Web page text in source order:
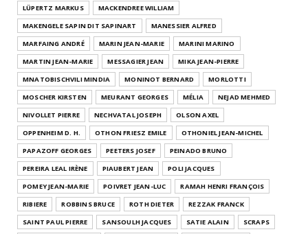
LÜPERTZ MARKUS
MACKENDREE WILLIAM
MAKENGELE SAPIN DIT SAPINART
MANESSIER ALFRED
MARFAING ANDRÉ
MARIN JEAN-MARIE
MARINI MARINO
MARTIN JEAN-MARIE
MESSAGIER JEAN
MIKA JEAN-PIERRE
MNATOBISCHVILI MINDIA
MONINOT BERNARD
MORLOTTI
MOSCHER KIRSTEN
MEURANT GEORGES MÉLIA
NEJAD MEHMED
NIVOLLET PIERRE
NECHVATAL JOSEPH
OLSON AXEL
OPPENHEIM D. H.
OTHON FRIESZ EMILE
OTHONIEL JEAN-MICHEL
PAPAZOFF GEORGES
PEETERS JOSEF
PEINADO BRUNO
PEREIRA LEAL IRÈNE
PIAUBERT JEAN
POLI JACQUES
POMEY JEAN-MARIE
POIVRET JEAN-LUC
RAMAH HENRI FRANÇOIS
RIBIERE
ROBBINS BRUCE ROTH DIETER
REZZAK FRANCK
SAINT PAUL PIERRE
SANSOULH JACQUES SATIE ALAIN SCRAPS